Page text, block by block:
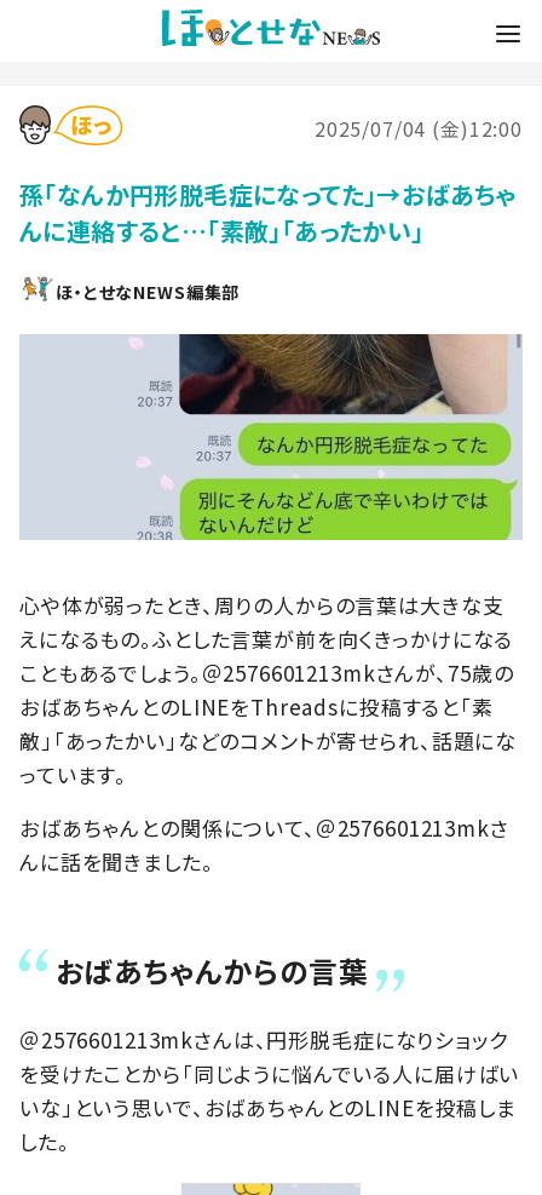
2025/07/04 (金)12:00
孫「なんか円形脱毛症になってた」→おばあちゃ
んに連絡すると…「素敵」「あったかい」
ほ・とせなNEWS編集部
心や体が弱ったとき、周りの人からの言葉は大きな支
えになるもの。ふとした言葉が前を向くきっかけになる
こともあるでしょう。＠2576601213mkさんが、75歳の
おばあちゃんとのLINEをThreadsに投稿すると「素
敵」「あったかい」などのコメントが寄せられ、話題にな
っています。
おばあちゃんとの関係について、＠2576601213mkさ
んに話を聞きました。
おばあちゃんからの言葉
＠2576601213mkさんは、円形脱毛症になりショック
を受けたことから「同じように悩んでいる人に届けばい
いな」という思いで、おばあちゃんとのLINEを投稿しま
した。